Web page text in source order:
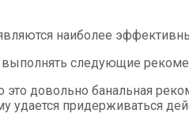
наиболее
выполнять следующие
довольно банальная
придерживаться